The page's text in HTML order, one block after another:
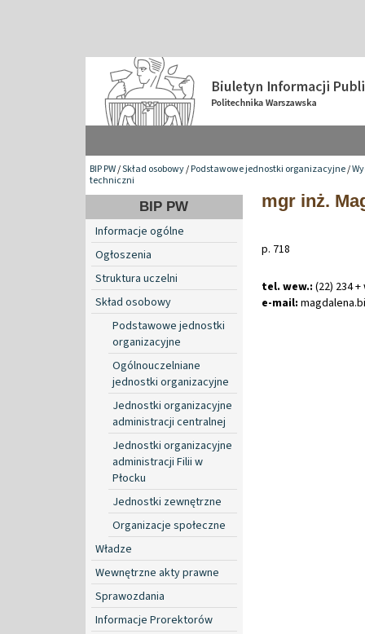
BIP PW/Skład osobowy/Podstawowe jednostki organizacyjne/
techniczni
BIP PW
Informacje ogólne
Ogłoszenia
Struktura uczelni
Skład osobowy
Podstawowe jednostki
organizacyjne
Ogólnouczelniane
jednostki organizacyjne
Jednostki organizacyjne
administracji centralnej
Jednostki organizacyjne
administracji Filii w
Płocku
Jednostki zewnętrzne
Organizacje społeczne
Władze
Wewnętrzne akty prawne
Sprawozdania
Informacje Prorektorów
mgr inż.
p. 718
tel. wew.: (22) 234
e-mail: magdalena.